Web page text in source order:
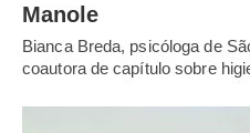
Manole
Bianca Breda, psicóloga de
coautora de capítulo sobre